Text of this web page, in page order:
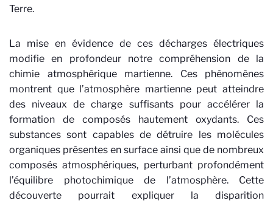
Terre.
La mise en évidence de ces décharges électriques
modifie en profondeur notre compréhension de la
chimie atmosphérique martienne. Ces phénomènes
montrent que l’atmosphère martienne peut atteindre
des niveaux de charge suffisants pour accélérer la
formation de composés hautement oxydants. Ces
substances sont capables de détruire les molécules
organiques présentes en surface ainsi que de nombreux
composés atmosphériques, perturbant profondément
l’équilibre photochimique de l’atmosphère. Cette
découverte pourrait expliquer la disparition